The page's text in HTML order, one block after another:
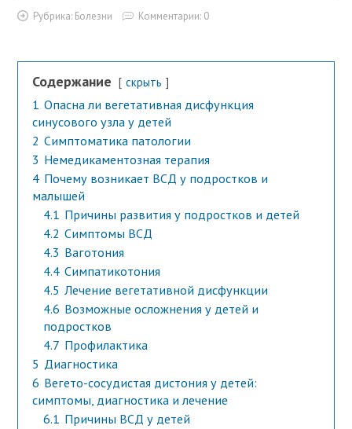
Рубрика: Болезни Комментарии: 0
Содержание скрыть
1 Опасна ли вегетативная дисфункция
синусового узла у детей
2 Симптоматика патологии
3 Немедикаментозная терапия
4 Почему возникает ВСД у подростков и
малышей
4.1 Причины развития у подростков и детей
4.2 Симптомы ВСД
4.3 Ваготония
4.4 Симпатикотония
4.5 Лечение вегетативной дисфункции
4.6 Возможные осложнения у детей и
подростков
4.7 Профилактика
5 Диагностика
6 Вегето-сосудистая дистония у детей:
симптомы, диагностика и лечение
6.1 Причины ВСД у детей